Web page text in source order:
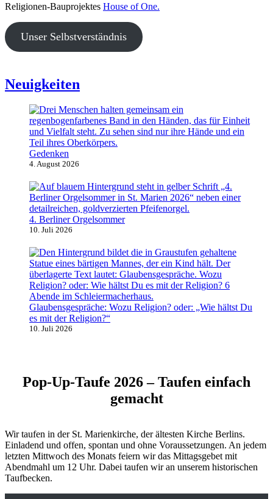
Religionen-Bauprojektes House of One.
Unser Selbstverständnis
Neuigkeiten
Gedenken
4. August 2026
4. Berliner Orgelsommer
10. Juli 2026
Glaubensgespräche: Wozu Religion? oder: „Wie hältst Du
es mit der Religion?“
10. Juli 2026
Pop-Up-Taufe 2026 – Taufen einfach
gemacht
Wir taufen in der St. Marienkirche, der ältesten Kirche Berlins.
Einladend und offen, spontan und ohne Voraussetzungen. An jedem
letzten Mittwoch des Monats feiern wir das Mittagsgebet mit
Abendmahl um 12 Uhr. Dabei taufen wir an unserem historischen
Taufbecken.